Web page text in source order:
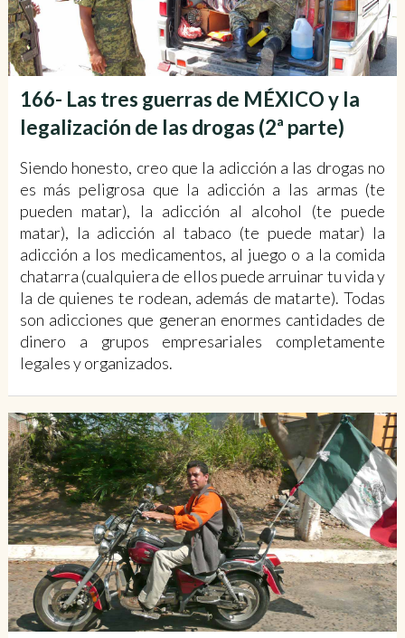
166- Las tres guerras de MÉXICO y la
legalización de las drogas (2ª parte)
Siendo honesto, creo que la adicción a las drogas no
es más peligrosa que la adicción a las armas (te
pueden matar), la adicción al alcohol (te puede
matar), la adicción al tabaco (te puede matar) la
adicción a los medicamentos, al juego o a la comida
chatarra (cualquiera de ellos puede arruinar tu vida y
la de quienes te rodean, además de matarte). Todas
son adicciones que generan enormes cantidades de
dinero a grupos empresariales completamente
legales y organizados.